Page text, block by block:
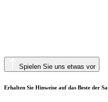
Spielen Sie uns etwas vor
Erhalten Sie Hinweise auf das Beste der